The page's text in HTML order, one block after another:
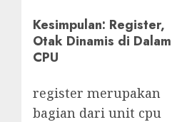
Kesimpulan: Register,
Otak Dinamis di Dalam
CPU
register merupakan
bagian dari unit cpu